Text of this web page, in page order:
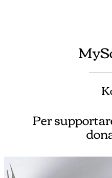
Per